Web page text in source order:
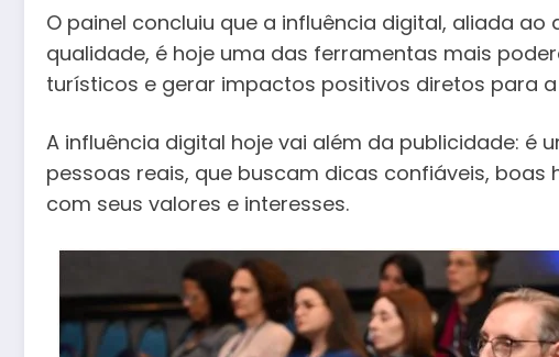
O painel concluiu que a influência digital, aliada
qualidade, é hoje uma das ferramentas mais
turísticos e gerar impactos positivos diretos para
A influência digital hoje vai além da publicidade: é
pessoas reais, que buscam dicas confiáveis,
com seus valores e interesses.